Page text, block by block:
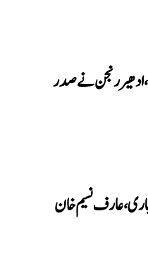
ادھیر رنجن نے صدر
عارف نسیم خان